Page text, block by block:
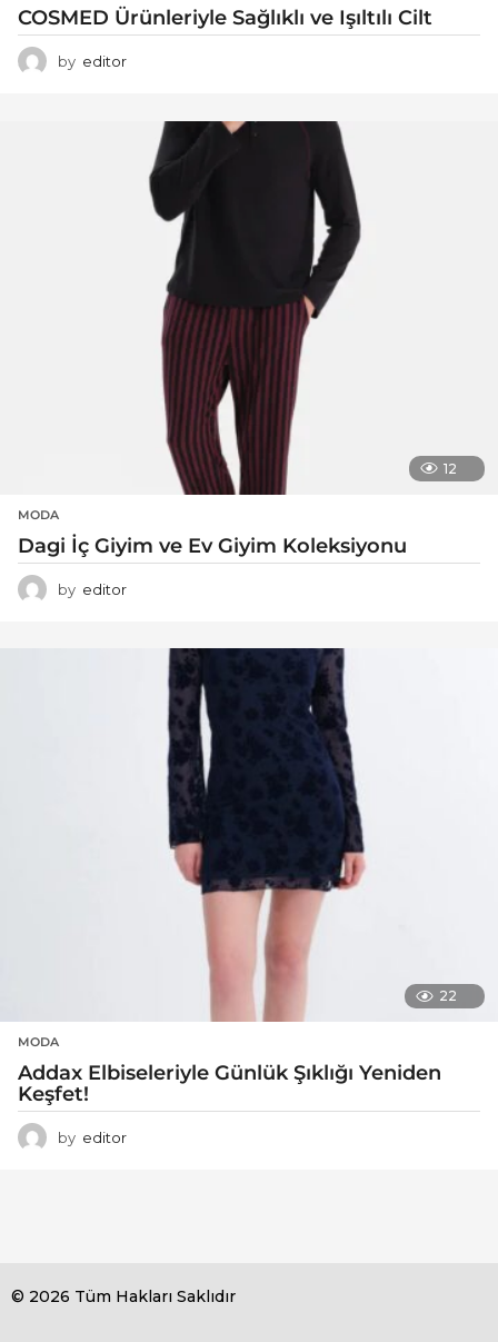
COSMED Ürünleriyle Sağlıklı ve Işıltılı Cilt
by editor
12
MODA
Dagi İç Giyim ve Ev Giyim Koleksiyonu
by editor
22
MODA
Addax Elbiseleriyle Günlük Şıklığı Yeniden
Keşfet!
by editor
© 2026 Tüm Hakları Saklıdır